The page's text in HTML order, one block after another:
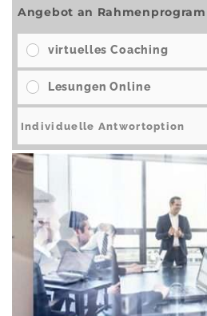
Angebot an
virtuelles Coaching
Lesungen Online